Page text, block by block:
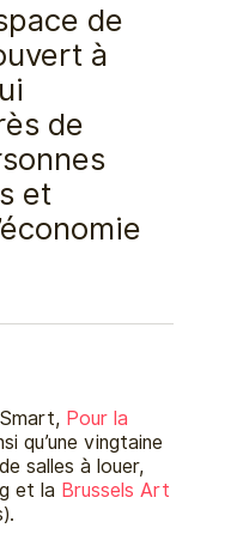
de
à
de
et
Pour la
qu’une vingtaine
salles à louer,
et la Brussels Art